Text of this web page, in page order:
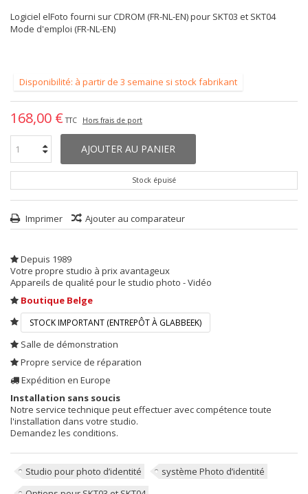
Logiciel elFoto fourni sur CDROM (FR-NL-EN) pour SKT03 et SKT04
Mode d'emploi (FR-NL-EN)
Disponibilité: à partir de 3 semaine si stock fabrikant
168,00 € TTC Hors frais de port
AJOUTER AU PANIER
Stock épuisé
Imprimer Ajouter au comparateur
Depuis 1989
Votre propre studio à prix avantageux
Appareils de qualité pour le studio photo - Vidéo
Boutique Belge
STOCK IMPORTANT (ENTREPÔT À GLABBEEK)
Salle de démonstration
Propre service de réparation
Expédition en Europe
Installation sans soucis
Notre service technique peut effectuer avec compétence toute
l'installation dans votre studio.
Demandez les conditions.
Studio pour photo d’identité
système Photo d’identité